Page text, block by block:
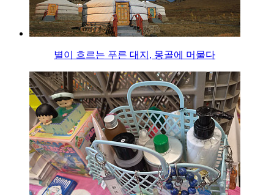
별이 흐르는 푸른 대지, 몽골에 머물다